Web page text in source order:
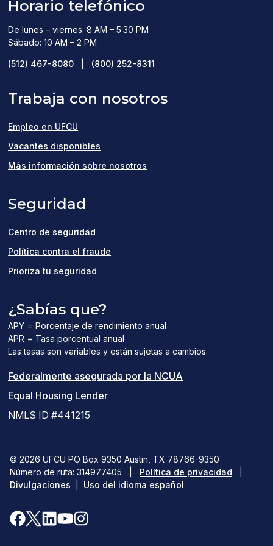
Horario telefónico
De lunes – viernes: 8 AM – 5:30 PM
Sábado: 10 AM – 2 PM
(512) 467-8080 (800) 252-8311
Trabaja con nosotros
Empleo en UFCU
Vacantes disponibles
in
Más información sobre nosotros
Seguridad
Centro de seguridad
Política contra el fraude
Prioriza tu seguridad
¿Sabías que?
APY = Porcentaje de rendimiento anual
APR = Tasa porcentual anual
Las tasas son variables y están sujetas a cambios.
Federalmente asegurada por la NCUA
abre
una
nueva
Equal Housing Lender(el
una
nueva
ventana)
NMLS ID #441215
© 2026 UFCU PO Box 9350 Austin, TX 78766-9350
Número de ruta: 314977405
Política de privacidad
Divulgaciones
Uso del idioma español
Facebook
X(se LinkedIn
YouTubeInstagram